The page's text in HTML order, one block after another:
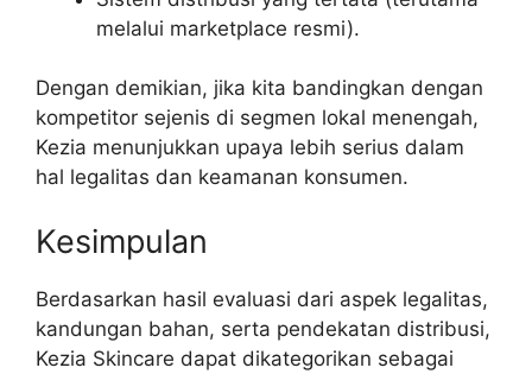
melalui marketplace resmi).
Dengan demikian, jika kita bandingkan dengan
kompetitor sejenis di segmen lokal menengah,
Kezia menunjukkan upaya lebih serius dalam
hal legalitas dan keamanan konsumen.
Kesimpulan
Berdasarkan hasil evaluasi dari aspek legalitas,
kandungan bahan, serta pendekatan distribusi,
Kezia Skincare dapat dikategorikan sebagai